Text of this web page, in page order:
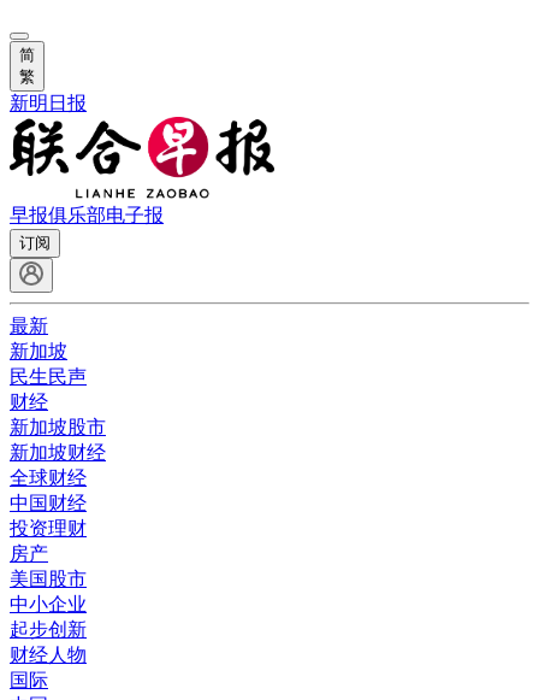
简
繁
新明日报
早报俱乐部电子报
订阅
最新
新加坡
民生民声
财经
新加坡股市
新加坡财经
全球财经
中国财经
投资理财
房产
美国股市
中小企业
起步创新
财经人物
国际